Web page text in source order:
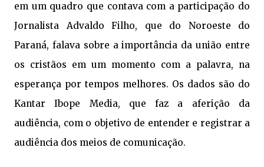
em um quadro que contava com a participação do
Jornalista Advaldo Filho, que do Noroeste do
Paraná, falava sobre a importância da união entre
os cristãos em um momento com a palavra, na
esperança por tempos melhores. Os dados são do
Kantar Ibope Media, que faz a aferição da
audiência, com o objetivo de entender e registrar a
audiência dos meios de comunicação.